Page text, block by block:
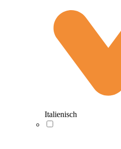
Italienisch